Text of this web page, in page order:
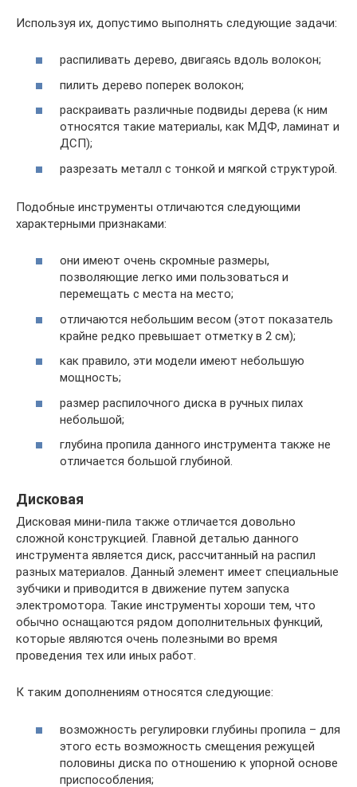
Используя их, допустимо выполнять следующие задачи:
распиливать дерево, двигаясь вдоль волокон;
пилить дерево поперек волокон;
раскраивать различные подвиды дерева (к ним
относятся такие материалы, как МДФ, ламинат и
ДСП);
разрезать металл с тонкой и мягкой структурой.
Подобные инструменты отличаются следующими
характерными признаками:
они имеют очень скромные размеры,
позволяющие легко ими пользоваться и
перемещать с места на место;
отличаются небольшим весом (этот показатель
крайне редко превышает отметку в 2 см);
как правило, эти модели имеют небольшую
мощность;
размер распилочного диска в ручных пилах
небольшой;
глубина пропила данного инструмента также не
отличается большой глубиной.
Дисковая
Дисковая мини-пила также отличается довольно
сложной конструкцией. Главной деталью данного
инструмента является диск, рассчитанный на распил
разных материалов. Данный элемент имеет специальные
зубчики и приводится в движение путем запуска
электромотора. Такие инструменты хороши тем, что
обычно оснащаются рядом дополнительных функций,
которые являются очень полезными во время
проведения тех или иных работ.
К таким дополнениям относятся следующие:
возможность регулировки глубины пропила – для
этого есть возможность смещения режущей
половины диска по отношению к упорной основе
приспособления;